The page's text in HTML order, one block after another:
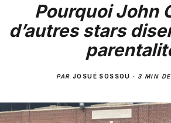
Pourquoi John
d’autres stars
PARJOSUÉ SOSSOU · 3 MIN